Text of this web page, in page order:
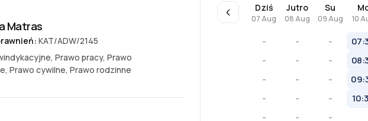
Matras
KAT/ADW/2145
, Prawo pracy, Prawo
, Prawo cywilne, Prawo rodzinne
Dziś
07 Aug
-
-
-
-
-
Jutro
08 Aug
-
-
-
-
-
Su
09 Aug
-
-
-
-
-
10